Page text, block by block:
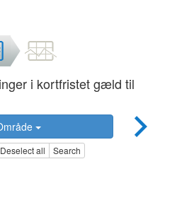
i kortfristet gæld til
Deselect all Search